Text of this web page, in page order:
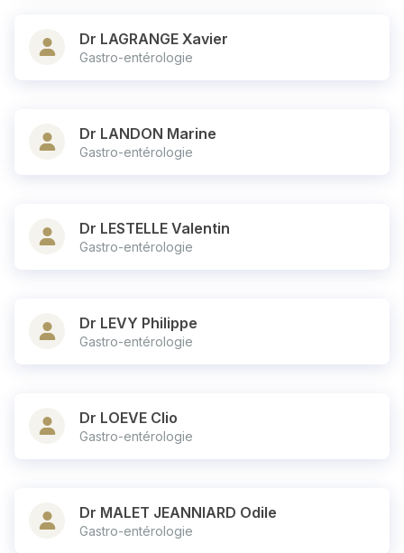
Dr LAGRANGE Xavier
Gastro-entérologie
Dr LANDON Marine
Gastro-entérologie
Dr LESTELLE Valentin
Gastro-entérologie
Dr LEVY Philippe
Gastro-entérologie
Dr LOEVE Clio
Gastro-entérologie
Dr MALET JEANNIARD Odile
Gastro-entérologie